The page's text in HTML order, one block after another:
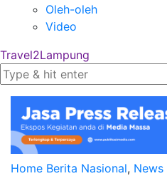
Oleh-oleh
Video
Travel2Lampung
Home Berita Nasional, News